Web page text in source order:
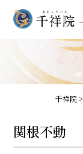
千祥院>
関根不動